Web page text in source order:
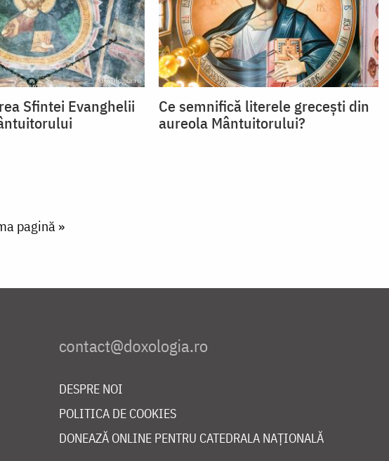
Sfintei Evanghelii
Ce semnifică literele grecești din
aureola Mântuitorului?
pagină »
DESPRE NOI
POLITICA DE COOKIES
DONEAZĂ ONLINE PENTRU CATEDRALA NAȚIONALĂ